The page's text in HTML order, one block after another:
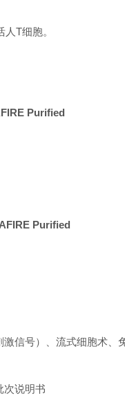
T细胞。
Purified
Purified
激信号）、流式细胞术、
次说明书